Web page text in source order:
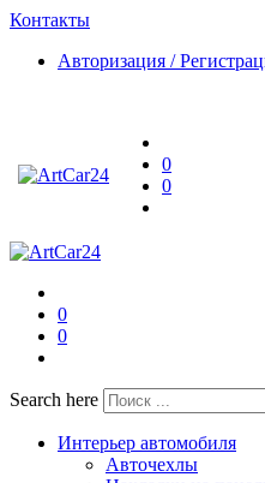
Контакты
Авторизация /
0
0
0
0
Search here
Интерьер автомобиля
Авточехлы